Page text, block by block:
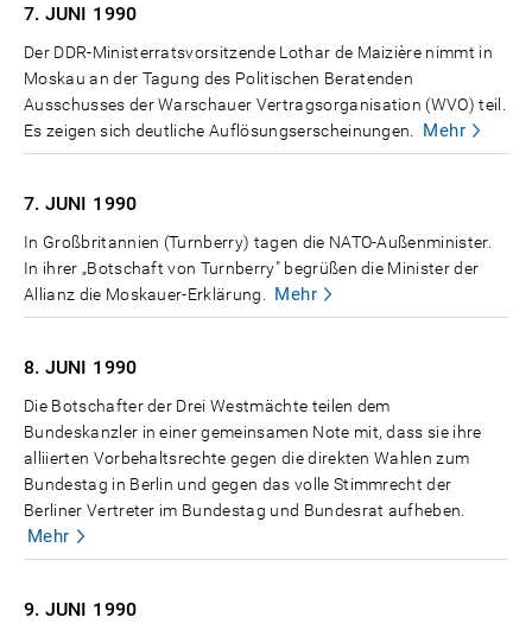
7. JUNI 1990
Der DDR-Ministerratsvorsitzende Lothar de Maizière nimmt in
Moskau an der Tagung des Politischen Beratenden
Ausschusses der Warschauer Vertragsorganisation (WVO) teil.
Es zeigen sich deutliche Auflösungserscheinungen.
Mehr
7. JUNI 1990
In Großbritannien (Turnberry) tagen die NATO-Außenminister.
In ihrer „Botschaft von Turnberry" begrüßen die Minister der
Allianz die Moskauer-Erklärung.
Mehr
8. JUNI 1990
Die Botschafter der Drei Westmächte teilen dem
Bundeskanzler in einer gemeinsamen Note mit, dass sie ihre
alliierten Vorbehaltsrechte gegen die direkten Wahlen zum
Bundestag in Berlin und gegen das volle Stimmrecht der
Berliner Vertreter im Bundestag und Bundesrat aufheben.
Mehr
9. JUNI 1990